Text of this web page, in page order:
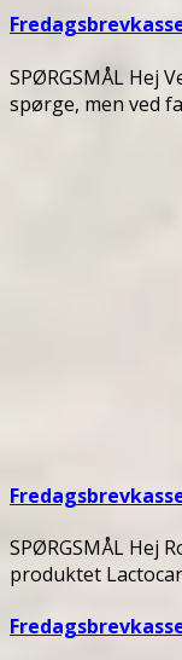
SPØRGSMÅL Hej
spørge, men ved
SPØRGSMÅL Hej
produktet